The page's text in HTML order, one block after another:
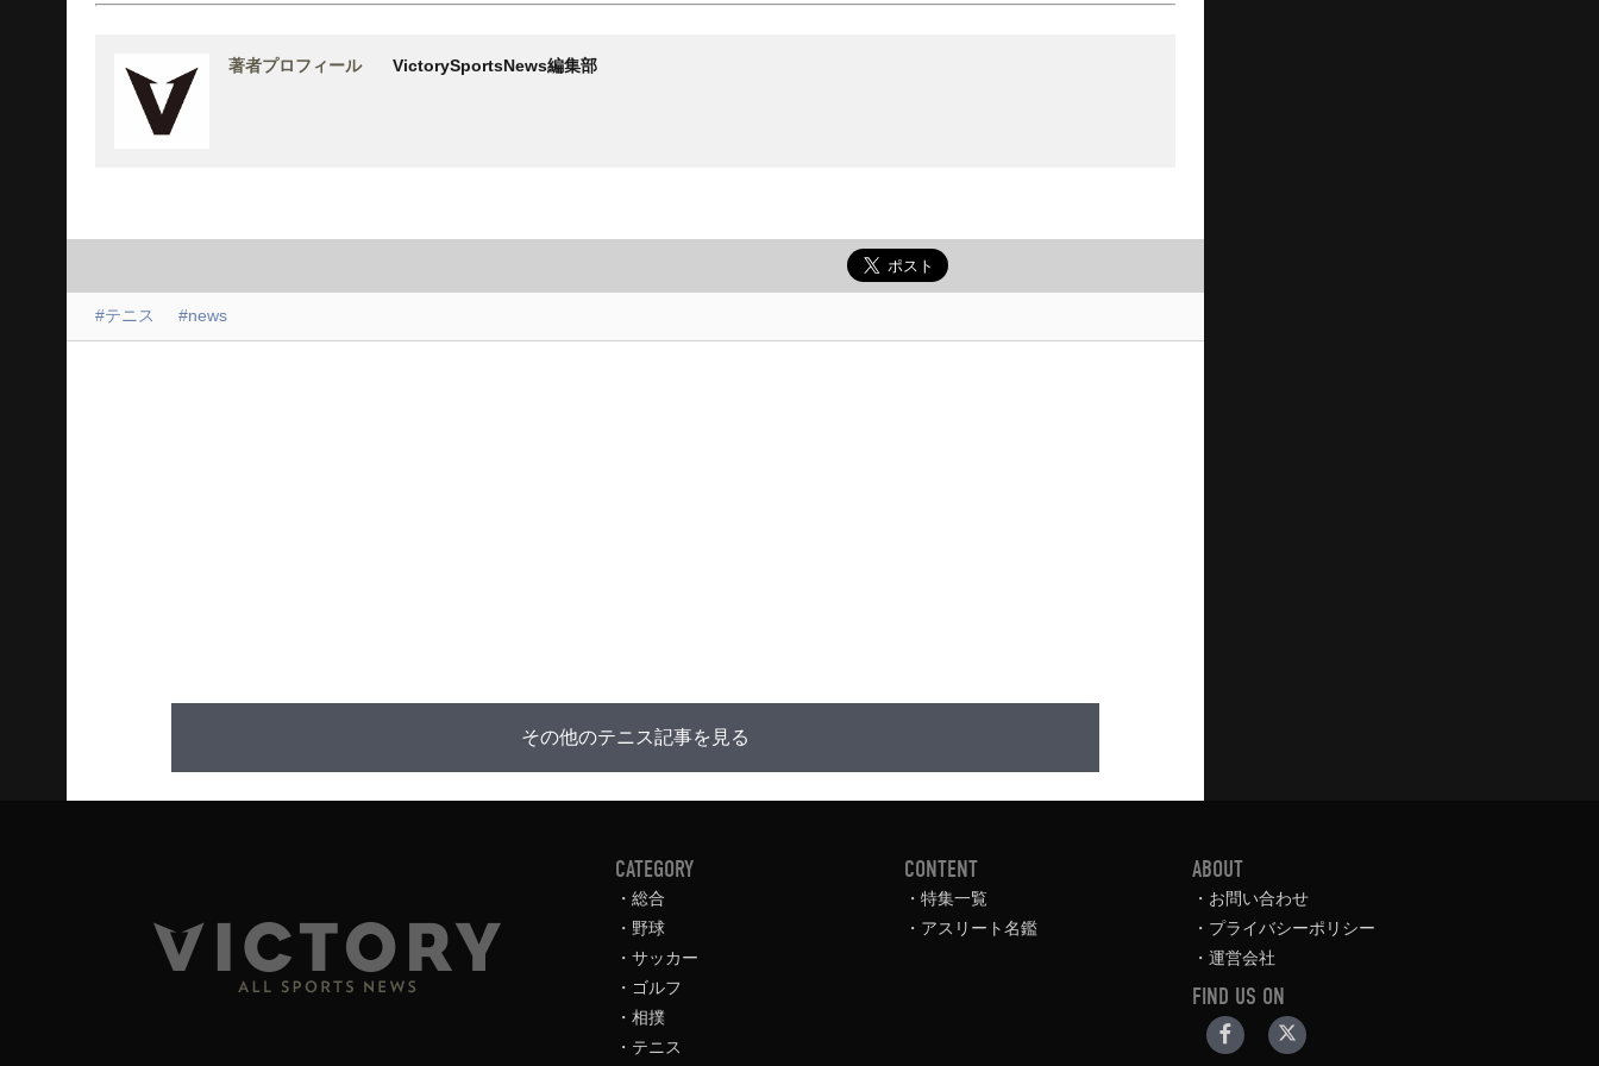
著者プロフィール VictorySportsNews編集部
#テニス #news
その他のテニス記事を見る
CATEGORY
総合
野球
サッカー
ゴルフ
相撲
テニス
CONTENT
特集一覧
アスリート名鑑
ABOUT
お問い合わせ
プライバシーポリシー
運営会社
FIND US ON